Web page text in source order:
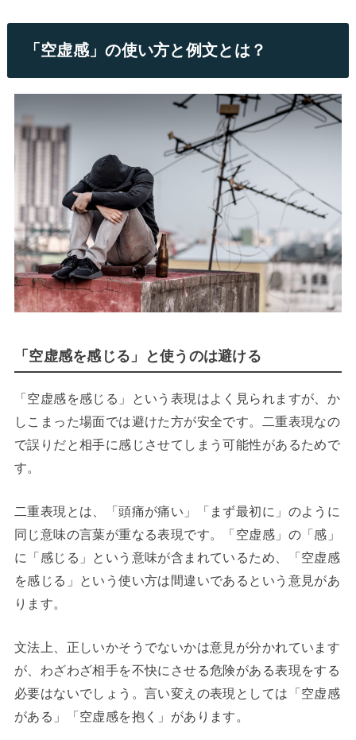
「空虚感」の使い方と例文とは？
「空虚感を感じる」と使うのは避ける
「空虚感を感じる」という表現はよく見られますが、か
しこまった場面では避けた方が安全です。二重表現なの
で誤りだと相手に感じさせてしまう可能性があるためで
す。
二重表現とは、「頭痛が痛い」「まず最初に」のように
同じ意味の言葉が重なる表現です。「空虚感」の「感」
に「感じる」という意味が含まれているため、「空虚感
を感じる」という使い方は間違いであるという意見があ
ります。
文法上、正しいかそうでないかは意見が分かれています
が、わざわざ相手を不快にさせる危険がある表現をする
必要はないでしょう。言い変えの表現としては「空虚感
がある」「空虚感を抱く」があります。